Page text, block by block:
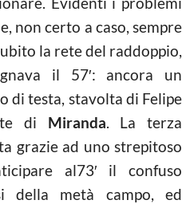
non certo a caso, sempre
la rete del raddoppio,
il 57′: ancora un
di testa, stavolta di Felipe
di Miranda. La terza
grazie ad uno strepitoso
al73′ il confuso
della metà campo, ed